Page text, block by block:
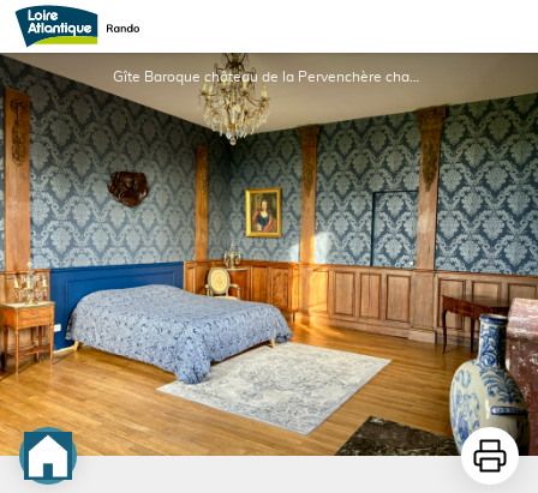
CHÂTEAU DE LA PERVENCHÈRE - LE GÎTE BAROQUE